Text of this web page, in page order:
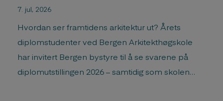
7. jul, 2026
Hvordan ser framtidens arkitektur ut? Årets
diplomstudenter ved Bergen Arkitekthøgskole
har invitert Bergen bystyre til å se svarene på
diplomutstillingen 2026 – samtidig som skolen